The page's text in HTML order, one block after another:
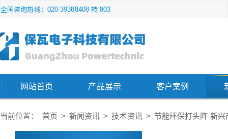
全国咨询热线：020-39388408 转 803
网站首页 产品展示 客户案例
当前位置： 首页 > 新闻资讯 > 技术资讯 > 节能环保打头阵 新